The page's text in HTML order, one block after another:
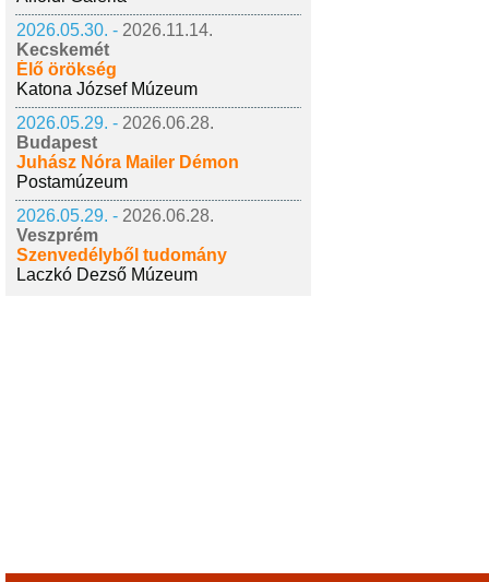
2026.05.30. - 2026.11.14.
Kecskemét
Élő örökség
Katona József Múzeum
2026.05.29. - 2026.06.28.
Budapest
Juhász Nóra Mailer Démon
Postamúzeum
2026.05.29. - 2026.06.28.
Veszprém
Szenvedélyből tudomány
Laczkó Dezső Múzeum